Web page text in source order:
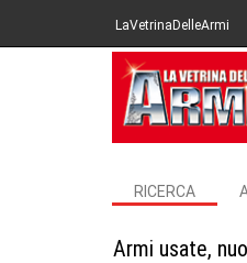
LaVetrinaDelleArmi
RICERCA
Armi usate,